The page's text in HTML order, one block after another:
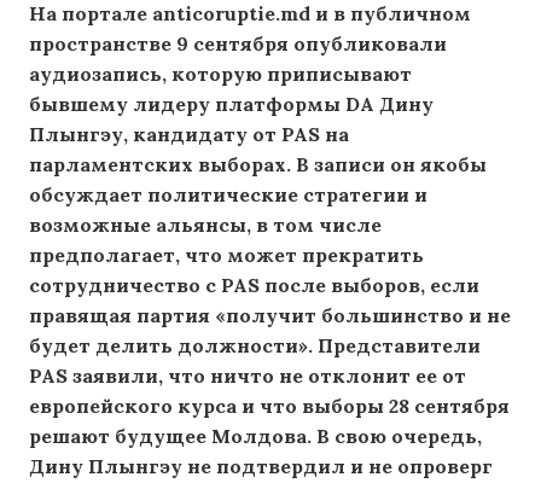
На портале anticoruptie.md и в публичном
пространстве 9 сентября опубликовали
аудиозапись, которую приписывают
бывшему лидеру платформы DA Дину
Плынгэу, кандидату от PAS на
парламентских выборах. В записи он якобы
обсуждает политические стратегии и
возможные альянсы, в том числе
предполагает, что может прекратить
сотрудничество с PAS после выборов, если
правящая партия «получит большинство и не
будет делить должности». Представители
PAS заявили, что ничто не отклонит ее от
европейского курса и что выборы 28 сентября
решают будущее Молдова. В свою очередь,
Дину Плынгэу не подтвердил и не опроверг